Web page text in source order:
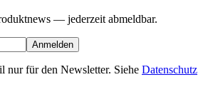
— jederzeit abmeldbar.
Anmelden
nur für den Newsletter. Siehe Datenschutz